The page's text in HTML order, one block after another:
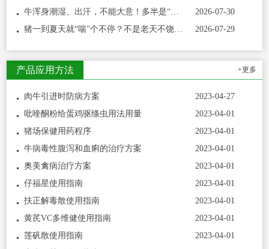
牛浑身潮湿、出汗，不能大意！多半是“牛酮病”这个配方投喂，几天快速恢复正常。养牛必看
2026-07-30
猪一到夏天就“喘”个不停？不是老天不饶猪，是你没看透这三层病根
2026-07-29
产品应用方法 +更多
肉牛引进时防病方案
2023-04-27
吡喹酮粉给蛋鸡驱绦虫用法用量
2023-04-01
猪场保健用药程序
2023-04-01
牛病毒性腹泻和血痢的治疗方案
2023-04-01
奥美禽病治疗方案
2023-04-01
仔福星使用指南
2023-04-01
扶正解毒散使用指南
2023-04-01
黄芪VC多维健使用指南
2023-04-01
莲矾散使用指南
2023-04-01